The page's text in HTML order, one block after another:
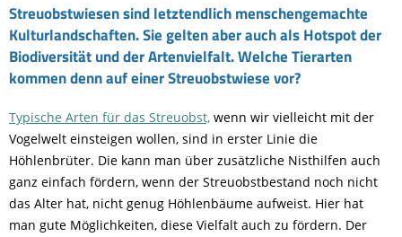
Streuobstwiesen sind letztendlich menschengemachte
Kulturlandschaften. Sie gelten aber auch als Hotspot der
Biodiversität und der Artenvielfalt. Welche Tierarten
kommen denn auf einer Streuobstwiese vor?
Typische Arten für das Streuobst, wenn wir vielleicht mit der
Vogelwelt einsteigen wollen, sind in erster Linie die
Höhlenbrüter. Die kann man über zusätzliche Nisthilfen auch
ganz einfach fördern, wenn der Streuobstbestand noch nicht
das Alter hat, nicht genug Höhlenbäume aufweist. Hier hat
man gute Möglichkeiten, diese Vielfalt auch zu fördern. Der